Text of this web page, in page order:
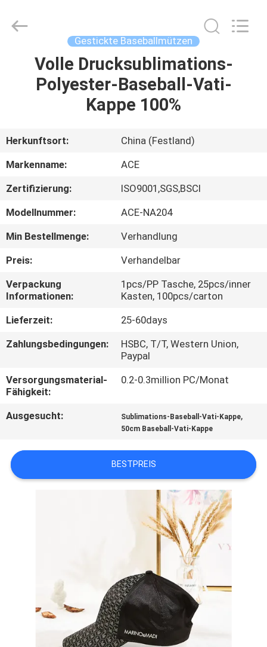
HAUS
ÜBER
UNS
FABRIK-
AUSFLUG
QUALITÄTSKONTROLLE
TRETEN
SIE
MIT
IN
VERBINDUNG
FÄLLE
Ltd..
Gestickte Baseballmützen
Volle Drucksublimations-
Polyester-Baseball-Vati-
Kappe 100%
Herkunftsort:
China (Festland)
Markenname:
ACE
Zertifizierung:
ISO9001,SGS,BSCI
Modellnummer:
ACE-NA204
Min Bestellmenge:
Verhandlung
Preis:
Verhandelbar
Verpackung
Informationen:
1pcs/PP Tasche, 25pcs/inner
Kasten, 100pcs/carton
Lieferzeit:
25-60days
Zahlungsbedingungen:
HSBC, T/T, Western Union,
Paypal
Versorgungsmaterial-
Fähigkeit:
0.2-0.3million PC/Monat
Ausgesucht: Sublimations-Baseball-Vati-Kappe,
50cm Baseball-Vati-Kappe
BESTPREIS